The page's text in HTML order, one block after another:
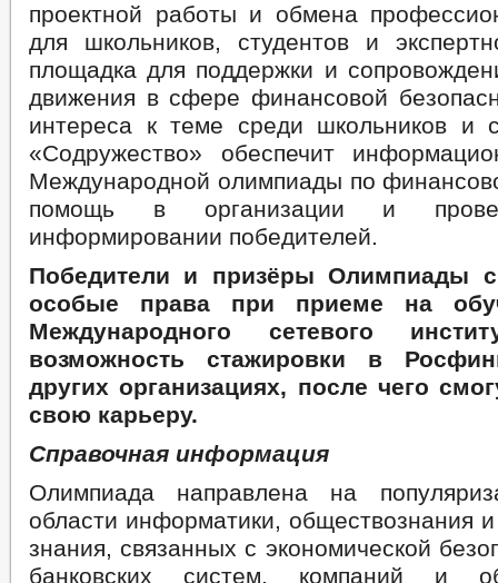
проектной работы и обмена
для школьников, студентов и
площадка для поддержки и
движения в сфере финансовой
интереса к теме среди школьников и
«Содружество» обеспечит
Международной олимпиады по
помощь в организации и
информировании победителей.
Победители и призёры Олимпиады
особые права при приеме на
Международного сетевого
возможность стажировки в
других организациях, после чего
свою карьеру.
Справочная информация
Олимпиада направлена на
области информатики, обществознания и
знания, связанных с экономической
банковских систем, компаний и